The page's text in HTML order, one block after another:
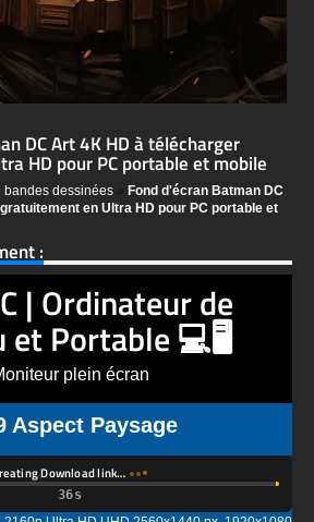
DC Art 4K HD à télécharger
HD pour PC portable et mobile
bandes dessinées
Fond d'écran Batman DC
en Ultra HD pour PC portable et
:
| Ordinateur de
et Portable 💻🖥️
plein écran
Aspect Paysage
Download link…
Ultra HD UHD 2560x1440 px, 1920x1080